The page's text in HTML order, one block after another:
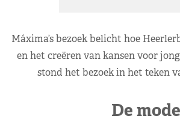
Máxima’s bezoek belicht hoe
en het creëren van kansen voor
stond het bezoek in het teken
De